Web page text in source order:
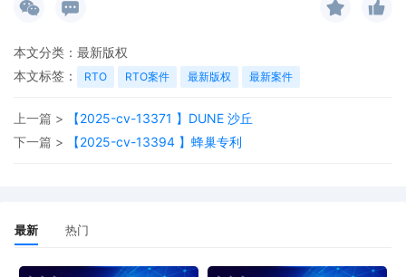
本文分类： 最新版权
本文标签：
RTO RTO案件 最新版权 最新案件
上一篇 >
【2025-cv-13371 】DUNE 沙丘
下一篇 >
【2025-cv-13394 】蜂巢专利
最新 热门